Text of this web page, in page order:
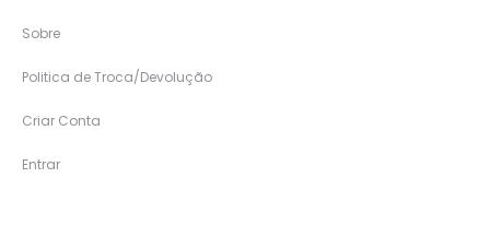
Sobre
Politica de Troca/Devolução
Criar Conta
Entrar